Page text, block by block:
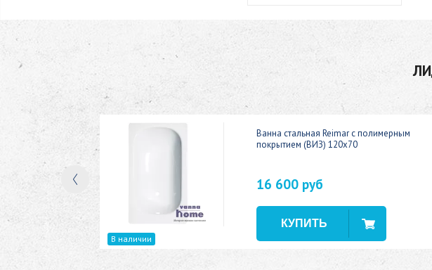
150x70
В наличии
Ванна стальная Reimar с полимерным
покрытием (ВИЗ) 120x70
16 600 руб